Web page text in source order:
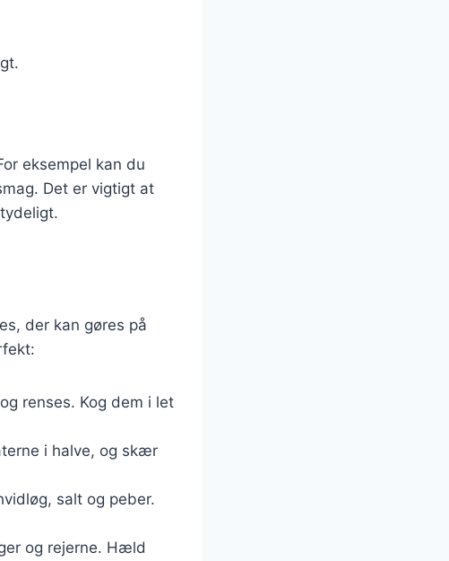
eksempel kan du
Det er vigtigt at
der kan gøres på
renses. Kog dem i let
i halve, og skær
salt og peber.
og rejerne. Hæld